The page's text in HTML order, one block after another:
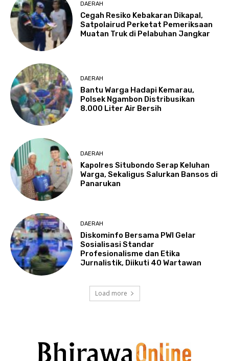
DAERAH
Cegah Resiko Kebakaran Dikapal,
Satpolairud Perketat Pemeriksaan
Muatan Truk di Pelabuhan Jangkar
DAERAH
Bantu Warga Hadapi Kemarau,
Polsek Ngambon Distribusikan
8.000 Liter Air Bersih
DAERAH
Kapolres Situbondo Serap Keluhan
Warga, Sekaligus Salurkan Bansos di
Panarukan
DAERAH
Diskominfo Bersama PWI Gelar
Sosialisasi Standar
Profesionalisme dan Etika
Jurnalistik, Diikuti 40 Wartawan
Load more